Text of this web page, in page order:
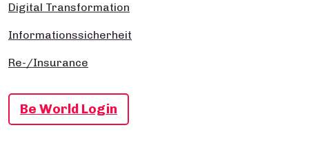
Digital Transformation
Informationssicherheit
Re-/Insurance
Be World Login